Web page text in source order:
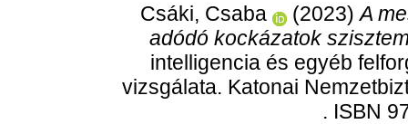
Csáki, Csaba (2023)A
adódó kockázatok
intelligencia és egyéb
vizsgálata. Katonai
. ISBN